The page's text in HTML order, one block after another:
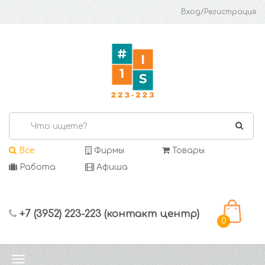
Вход/Регистрация
Все Фирмы
Товары
Работа
Афиша
+7 (3952) 223-223 (контакт центр)
0